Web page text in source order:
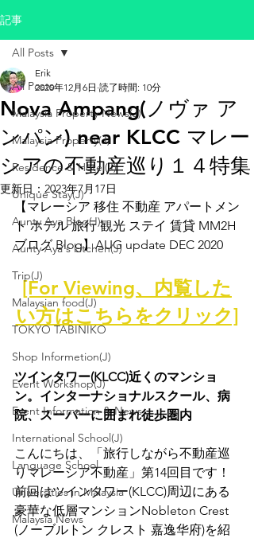
記事
All Posts
Malaysia Property News(J)
Malaysia Property(J)
Residence & Hotel(J)
Unique Stay(J)
Aunty Aya Blog(J)
Aunty Aya's kitchen(J)
Trip(J)
Malaysian food(J)
TOKYO TABINIKO
Shop Informetion(J)
Event Workshop(J)
Event Information & News
International School(J)
Language School
Universities in Malaysia
Malaysia News
All Posts
Nova Ampang(ノヴァ ア
ンパン) near KLCC マレー
シアの不動産巡り１４特集
Erik
2020年12月6日 読了時間: 10分
更新日： 2023年7月17日
【マレーシア 移住 不動産 アパートメン
ト ホテル 旅行 観光 ステイ 賃貸 MM2H
ブログ Blog】AUG update DEC 2020
[For Viewing、内覧した
い方はこちらをクリック]
ツインタワー(KLCC)近くのマンショ
ン。インターナショナルスクール、病
院、スーパーに囲まれ徒歩圏内
こんにちは、「旅行しながら不動産巡
りマレーシア不動産」第14回目です！
前回はツインタワー(KLCC)周辺にある
豪華な低層マンションNobleton Crest
(ノーブルトン クレスト 嘉逸华府)を紹